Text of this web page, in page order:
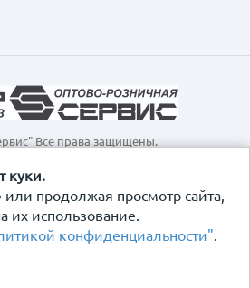
куки.
продолжая просмотр сайта,
их использование.
конфиденциальности".
Все права защищены.
вся информация о товарах и
на нём, носит
характер и ни при
является публичной офертой,
Статьи 437